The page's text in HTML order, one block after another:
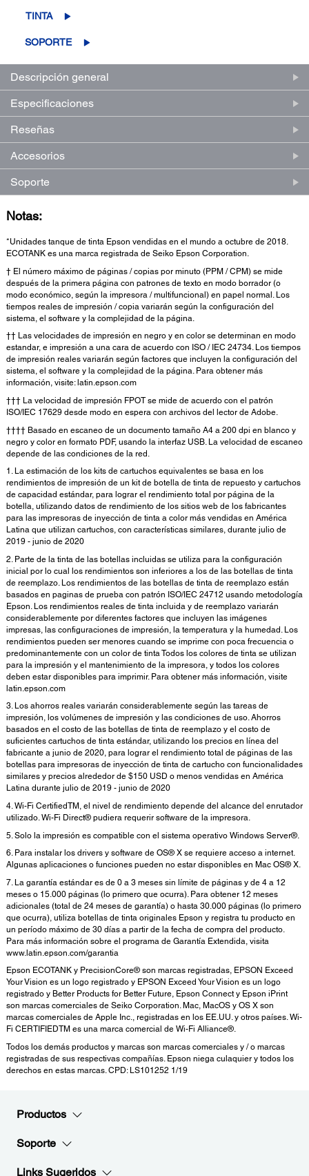
TINTA
SOPORTE
Descripción general
Especificaciones
Reseñas
Accesorios
Soporte
Notas:
*Unidades tanque de tinta Epson vendidas en el mundo a octubre de 2018.
ECOTANK es una marca registrada de Seiko Epson Corporation.
† El número máximo de páginas / copias por minuto (PPM / CPM) se mide
después de la primera página con patrones de texto en modo borrador (o
modo económico, según la impresora / multifuncional) en papel normal. Los
tiempos reales de impresión / copia variarán según la configuración del
sistema, el software y la complejidad de la página.
†† Las velocidades de impresión en negro y en color se determinan en modo
estandar, e impresión a una cara de acuerdo con ISO / IEC 24734. Los tiempos
de impresión reales variarán según factores que incluyen la configuración del
sistema, el software y la complejidad de la página. Para obtener más
información, visite: latin.epson.com
††† La velocidad de impresión FPOT se mide de acuerdo con el patrón
ISO/IEC 17629 desde modo en espera con archivos del lector de Adobe.
†††† Basado en escaneo de un documento tamaño A4 a 200 dpi en blanco y
negro y color en formato PDF, usando la interfaz USB. La velocidad de escaneo
depende de las condiciones de la red.
1. La estimación de los kits de cartuchos equivalentes se basa en los
rendimientos de impresión de un kit de botella de tinta de repuesto y cartuchos
de capacidad estándar, para lograr el rendimiento total por página de la
botella, utilizando datos de rendimiento de los sitios web de los fabricantes
para las impresoras de inyección de tinta a color más vendidas en América
Latina que utilizan cartuchos, con características similares, durante julio de
2019 - junio de 2020
2. Parte de la tinta de las botellas incluidas se utiliza para la configuración
inicial por lo cual los rendimientos son inferiores a los de las botellas de tinta
de reemplazo. Los rendimientos de las botellas de tinta de reemplazo están
basados en paginas de prueba con patrón ISO/IEC 24712 usando metodología
Epson. Los rendimientos reales de tinta incluida y de reemplazo variarán
considerablemente por diferentes factores que incluyen las imágenes
impresas, las configuraciones de impresión, la temperatura y la humedad. Los
rendimientos pueden ser menores cuando se imprime con poca frecuencia o
predominantemente con un color de tinta Todos los colores de tinta se utilizan
para la impresión y el mantenimiento de la impresora, y todos los colores
deben estar disponibles para imprimir. Para obtener más información, visite
latin.epson.com
3. Los ahorros reales variarán considerablemente según las tareas de
impresión, los volúmenes de impresión y las condiciones de uso. Ahorros
basados en el costo de las botellas de tinta de reemplazo y el costo de
suficientes cartuchos de tinta estándar, utilizando los precios en línea del
fabricante a junio de 2020, para lograr el rendimiento total de páginas de las
botellas para impresoras de inyección de tinta de cartucho con funcionalidades
similares y precios alrededor de $150 USD o menos vendidas en América
Latina durante julio de 2019 - junio de 2020
4. Wi-Fi CertifiedTM, el nivel de rendimiento depende del alcance del enrutador
utilizado. Wi-Fi Direct® pudiera requerir software de la impresora.
5. Solo la impresión es compatible con el sistema operativo Windows Server®.
6. Para instalar los drivers y software de OS® X se requiere acceso a internet.
Algunas aplicaciones o funciones pueden no estar disponibles en Mac OS® X.
7. La garantía estándar es de 0 a 3 meses sin límite de páginas y de 4 a 12
meses o 15.000 páginas (lo primero que ocurra). Para obtener 12 meses
adicionales (total de 24 meses de garantía) o hasta 30.000 páginas (lo primero
que ocurra), utiliza botellas de tinta originales Epson y registra tu producto en
un período máximo de 30 días a partir de la fecha de compra del producto.
Para más información sobre el programa de Garantía Extendida, visita
www.latin.epson.com/garantia
Epson ECOTANK y PrecisionCore® son marcas registradas, EPSON Exceed
Your Vision es un logo registrado y EPSON Exceed Your Vision es un logo
registrado y Better Products for Better Future, Epson Connect y Epson iPrint
son marcas comerciales de Seiko Corporation. Mac, MacOS y OS X son
marcas comerciales de Apple Inc., registradas en los EE.UU. y otros países. Wi-
Fi CERTIFIEDTM es una marca comercial de Wi-Fi Alliance®.
Todos los demás productos y marcas son marcas comerciales y / o marcas
registradas de sus respectivas compañías. Epson niega culaquier y todos los
derechos en estas marcas. CPD: LS101252 1/19
Productos
Soporte
Links Sugeridos